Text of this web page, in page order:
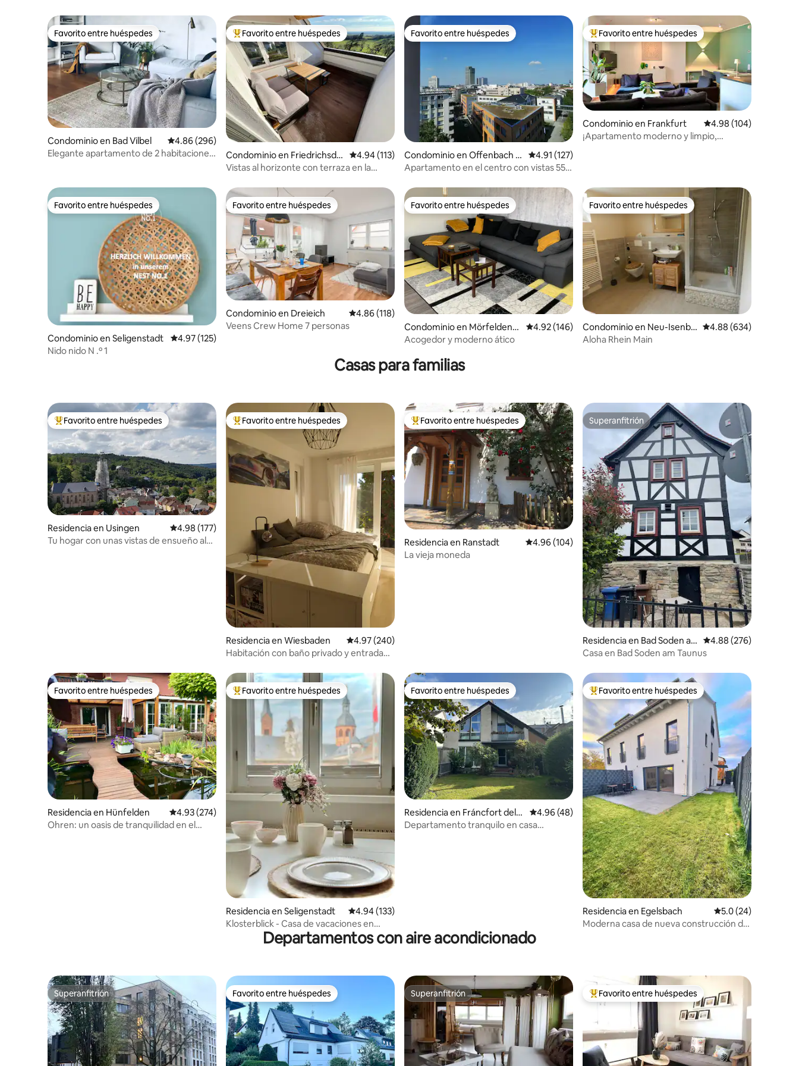
Favorito entre huéspedes
Favorito entre huéspedes
Condominio en Bad Vilbel Calificación promedio: 4.86 de 5; 296 evaluaciones
4.86 (296)
Elegante apartamento de 2 habitaciones
De los mejores en Favorito entre huéspedes
Favorito entre huéspedes
Condominio en Friedrichsdo
rf
Calificación promedio: 4.94 de 5; 113 evaluaciones
4.94 (113)
Vistas al horizonte con terraza en la
Favorito entre huéspedes
Favorito entre huéspedes
Condominio en Offenbach a
m Main
Calificación promedio: 4.91 de 5; 127 evaluaciones
4.91 (127)
Apartamento en el centro con vistas 55
De los mejores en Favorito entre huéspedes
Favorito entre huéspedes
Condominio en Frankfurt Calificación promedio:
4.98 (104)
¡Apartamento moderno y limpio,
Favorito entre huéspedes
Favorito entre huéspedes
Condominio en Seligenstadt Calificación promedio: 4.97 de 5; 125 evaluaciones
4.97 (125)
Nido nido N .º 1
Favorito entre huéspedes
Favorito entre huéspedes
Condominio en Dreieich Calificación promedio: 4.86 de 5; 118 evaluaciones
4.86 (118)
Veens Crew Home 7 personas
Favorito entre huéspedes
Favorito entre huéspedes
Condominio en Mörfelden-
Walldorf
Calificación promedio: 4.92 de 5; 146 evaluaciones
4.92 (146)
Acogedor y moderno ático
Favorito entre huéspedes
Favorito entre huéspedes
Condominio en Neu-Isenbu
rg
Calificación promedio:
4.88 (634)
Aloha Rhein Main
Casas para familias
De los mejores en Favorito entre huéspedes
Favorito entre huéspedes
Residencia en Usingen Calificación promedio: 4.98 de 5; 177 evaluaciones
4.98 (177)
Tu hogar con unas vistas de ensueño al
De los mejores en Favorito entre huéspedes
Favorito entre huéspedes
Residencia en Wiesbaden Calificación promedio: 4.97 de 5; 240 evaluaciones
4.97 (240)
Habitación con baño privado y entrada
De los mejores en Favorito entre huéspedes
Favorito entre huéspedes
Residencia en Ranstadt Calificación promedio: 4.96 de 5; 104 evaluaciones
4.96 (104)
La vieja moneda
Superanfitrión
Superanfitrión
Residencia en Bad Soden a
m Taunus
Calificación promedio:
4.88 (276)
Casa en Bad Soden am Taunus
Favorito entre huéspedes
Favorito entre huéspedes
Residencia en Hünfelden Calificación promedio: 4.93 de 5; 274 evaluaciones
4.93 (274)
Ohren: un oasis de tranquilidad en el
De los mejores en Favorito entre huéspedes
Favorito entre huéspedes
Residencia en Seligenstadt Calificación promedio: 4.94 de 5; 133 evaluaciones
4.94 (133)
Klosterblick - Casa de vacaciones en
Seligenstadt
Favorito entre huéspedes
Favorito entre huéspedes
Residencia en Fráncfort del
Meno
Calificación promedio: 4.96 de 5; 48 evaluaciones
4.96 (48)
Departamento tranquilo en casa
De los mejores en Favorito entre huéspedes
Favorito entre huéspedes
Residencia en Egelsbach Calificación
5.0 (24)
Moderna casa de nueva construcción de
Departamentos con aire acondicionado
Superanfitrión
Superanfitrión Favorito entre huéspedes
Favorito entre huéspedes Superanfitrión
Superanfitrión De los mejores en Favorito entre huéspedes
Favorito entre huéspedes